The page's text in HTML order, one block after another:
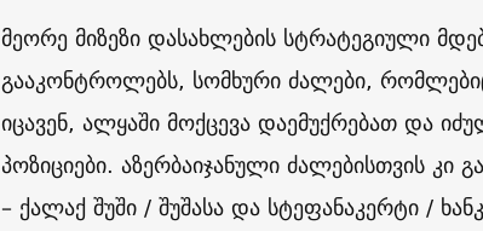
მეორე მიზეზი დასახლების სტრატეგიული
გააკონტროლებს, სომხური ძალები,
იცავენ, ალყაში მოქცევა დაემუქრებათ და
პოზიციები. აზერბაიჯანული ძალებისთვის კი
– ქალაქ შუში / შუშასა და სტეფანაკერტი /